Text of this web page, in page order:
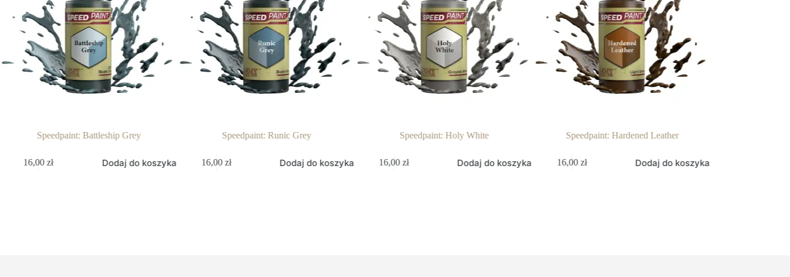
Speedpaint: Battleship Grey
16,00zł Dodaj do koszyka
Speedpaint: Runic Grey
16,00 zł Dodaj do koszyka
Speedpaint: Holy White
16,00 zł Dodaj do koszyka
Speedpaint: Hardened Leather
16,00 zł Dodaj do koszyka